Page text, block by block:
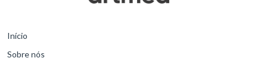
Início
Sobre nós